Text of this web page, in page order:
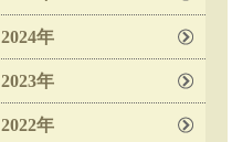
2024年
2023年
2022年